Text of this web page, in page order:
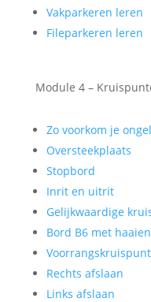
Vakparkeren leren
Fileparkeren leren
Module 4 –
Zo voorkom je
Oversteekplaats
Stopbord
Inrit en uitrit
Gelijkwaardige
Bord B6 met
Rechts afslaan
Links afslaan